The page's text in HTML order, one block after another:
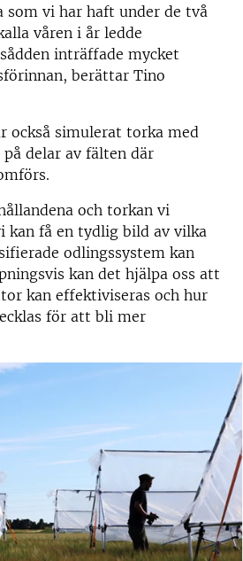
som vi har haft under de två
våren i år ledde
inträffade mycket
berättar Tino
också simulerat torka med
delar av fälten där
och torkan vi
kan få en tydlig bild av vilka
odlingssystem kan
kan det hjälpa oss att
kan effektiviseras och hur
för att bli mer